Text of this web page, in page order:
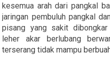
kesemua arah dari pangkal
jaringan pembuluh pangkal
pisang yang sakit
leher akar berlubang
terserang tidak mampu